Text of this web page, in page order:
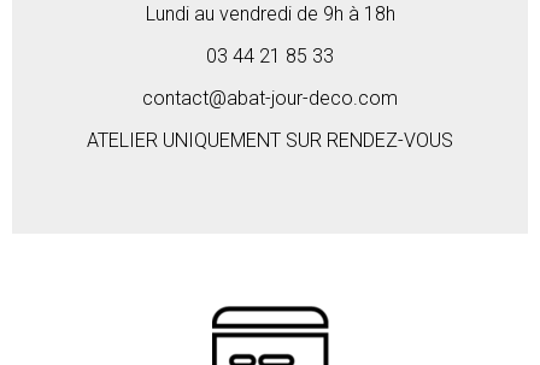
Lundi au vendredi de 9h à 18h
03 44 21 85 33
contact@abat-jour-deco.com
ATELIER UNIQUEMENT SUR RENDEZ-VOUS